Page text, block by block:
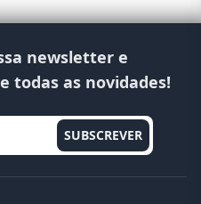
newsletter e
todas as novidades!